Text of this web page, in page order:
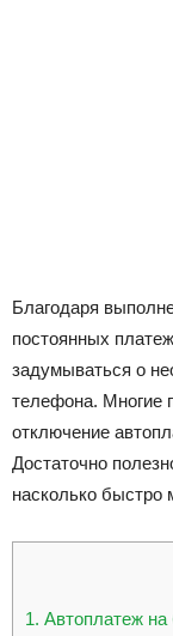
Благодаря
постоянных
задумываться о
телефона. Многие
отключение
Достаточно
насколько быстро
1 Автоплатеж на